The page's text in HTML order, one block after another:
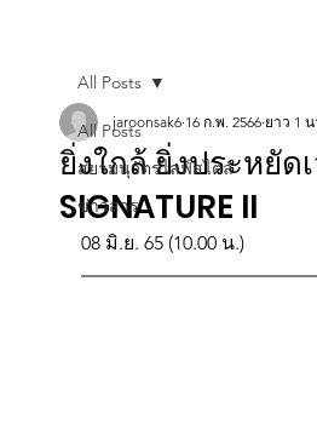
All Posts
สยามนุวัตรไลฟ์สไตล์
ข่าวสาร
All Posts
ยิ่งใกล้ ยิ่งประหยัด
SIGNATURE II
jaroonsak6 16 ก.พ. 2566 ยาว 1
08 มิ.ย. 65 (10.00 น.)